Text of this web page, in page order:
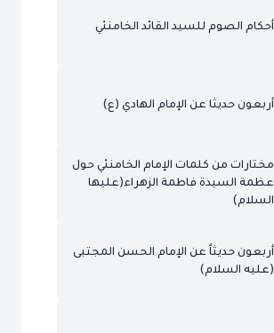
أحكام الصوم للسيد القائد الخامنئي
أربعون حديثا عن الإمام الهادي (ع)
مختارات من كلمات الإمام الخامنئي حول
عظمة السيدة فاطمة الزهراء(عليها
السلام)
أربعون حديثاً عن الإمام الحسن المجتبى
(عليه السلام)